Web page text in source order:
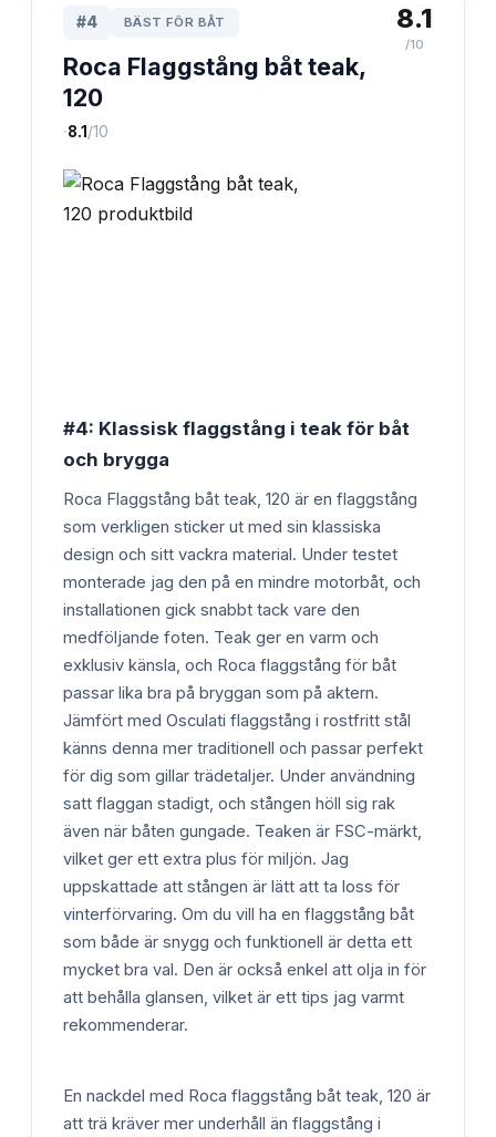
#4 BÄST FÖR BÅT
Roca Flaggstång båt teak,
120
·8.1 /10
8.1
/10
#4: Klassisk flaggstång i teak för båt
och brygga
Roca Flaggstång båt teak, 120 är en flaggstång
som verkligen sticker ut med sin klassiska
design och sitt vackra material. Under testet
monterade jag den på en mindre motorbåt, och
installationen gick snabbt tack vare den
medföljande foten. Teak ger en varm och
exklusiv känsla, och Roca flaggstång för båt
passar lika bra på bryggan som på aktern.
Jämfört med Osculati flaggstång i rostfritt stål
känns denna mer traditionell och passar perfekt
för dig som gillar trädetaljer. Under användning
satt flaggan stadigt, och stången höll sig rak
även när båten gungade. Teaken är FSC-märkt,
vilket ger ett extra plus för miljön. Jag
uppskattade att stången är lätt att ta loss för
vinterförvaring. Om du vill ha en flaggstång båt
som både är snygg och funktionell är detta ett
mycket bra val. Den är också enkel att olja in för
att behålla glansen, vilket är ett tips jag varmt
rekommenderar.
En nackdel med Roca flaggstång båt teak, 120 är
att trä kräver mer underhåll än flaggstång i